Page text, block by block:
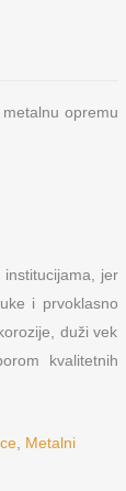
opremu
jer
i prvoklasno
duži vek
kvalitetnih
Metalni